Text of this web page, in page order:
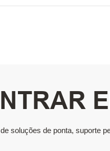
soluções de ponta, suporte